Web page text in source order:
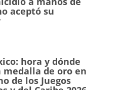
aceptó su
hora y dónde
de oro en
de los Juegos